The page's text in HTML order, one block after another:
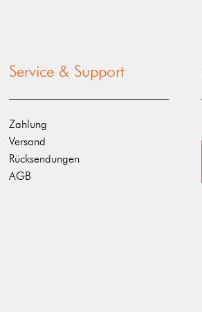
Service & Support
Zahlung
Versand
Rücksendungen
AGB